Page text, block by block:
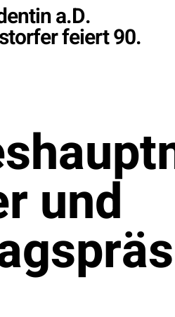
a.D.
feiert 90.
und